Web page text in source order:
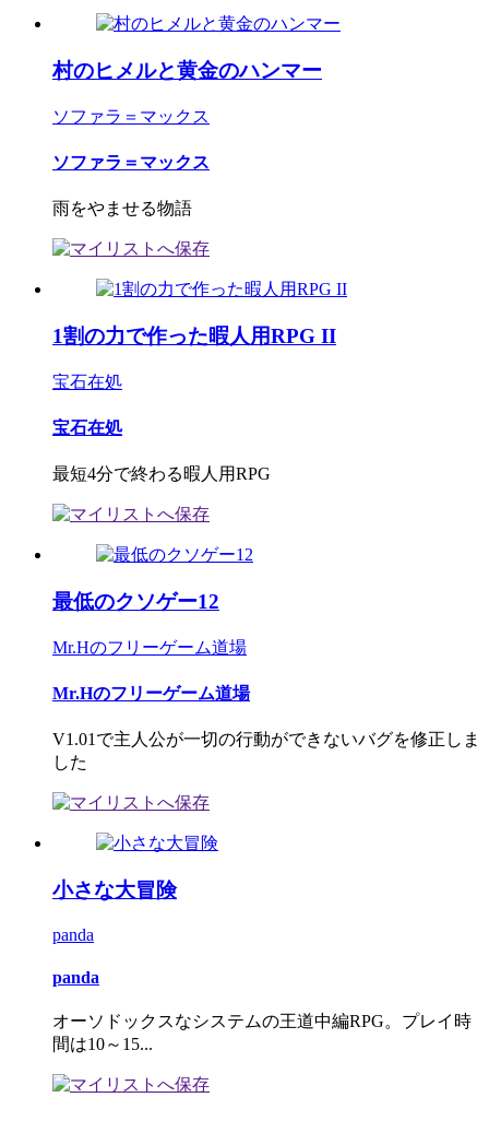
村のヒメルと黄金のハンマー
ソファラ＝マックス
ソファラ＝マックス
雨をやませる物語
1割の力で作った暇人用RPG II
宝石在処
宝石在処
最短4分で終わる暇人用RPG
最低のクソゲー12
Mr.Hのフリーゲーム道場
Mr.Hのフリーゲーム道場
V1.01で主人公が一切の行動ができないバグを修正しま
した
小さな大冒険
panda
panda
オーソドックスなシステムの王道中編RPG。プレイ時
間は10～15...